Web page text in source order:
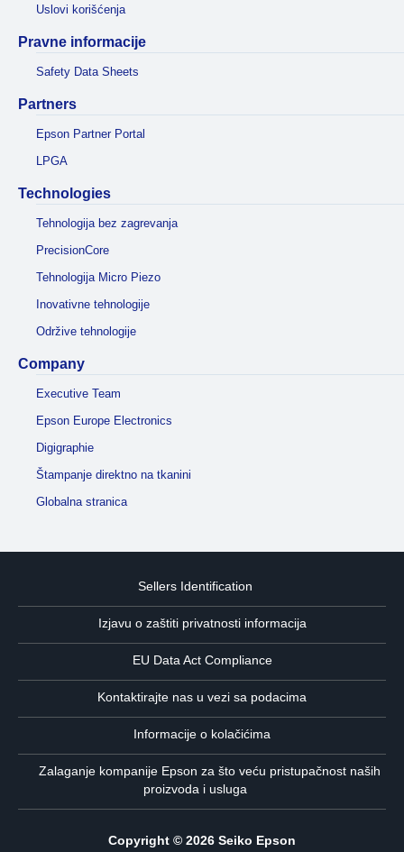
Uslovi korišćenja
Pravne informacije
Safety Data Sheets
Partners
Epson Partner Portal
LPGA
Technologies
Tehnologija bez zagrevanja
PrecisionCore
Tehnologija Micro Piezo
Inovativne tehnologije
Održive tehnologije
Company
Executive Team
Epson Europe Electronics
Digigraphie
Štampanje direktno na tkanini
Globalna stranica
Sellers Identification
Izjavu o zaštiti privatnosti informacija
EU Data Act Compliance
Kontaktirajte nas u vezi sa podacima
Informacije o kolačićima
Zalaganje kompanije Epson za što veću pristupačnost naših
proizvoda i usluga
Copyright © 2026 Seiko Epson